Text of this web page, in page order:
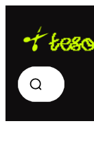
para
conteúdo
Pesquisar